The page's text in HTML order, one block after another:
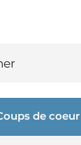
de coeur